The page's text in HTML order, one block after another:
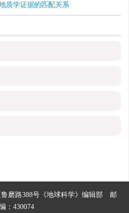
质学证据的匹配关系
磨路388号《地球科学》编辑部 邮
：430074